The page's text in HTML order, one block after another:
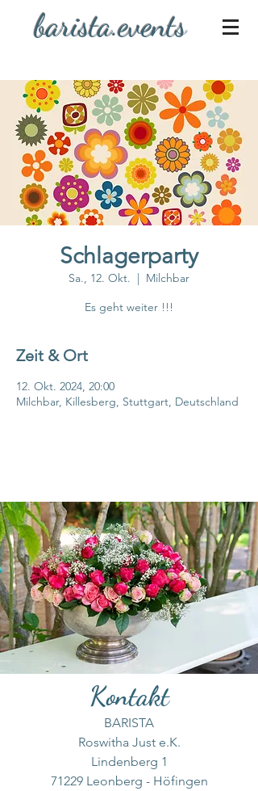
barista.events
Schlagerparty
Sa., 12. Okt.
  |
Milchbar
Es geht weiter !!!
Zeit & Ort
12. Okt. 2024, 20:00
Milchbar, Killesberg, Stuttgart, Deutschland
Kontakt
BARISTA
Roswitha Just e.K.
Lindenberg 1
71229 Leonberg - Höfingen